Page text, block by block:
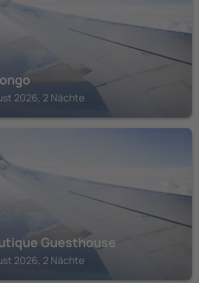
2026, 2 Nächte
Guesthouse
2026, 2 Nächte